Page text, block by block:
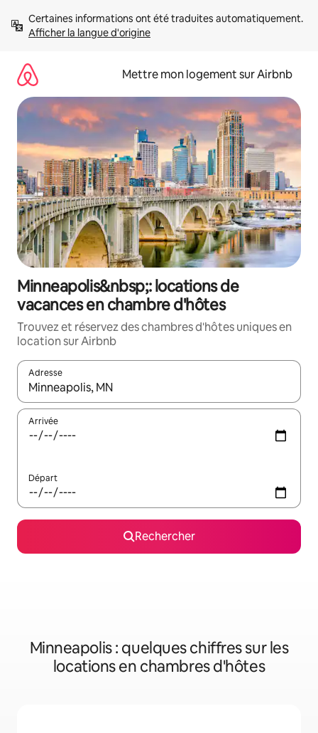
directement
Afficher la langue d'origine
Mettre mon logement sur Airbnb
Minneapolis&nbsp;: locations de
vacances en chambre d'hôtes
Trouvez et réservez des chambres d'hôtes uniques en
location sur Airbnb
Adresse
Lorsque les résultats s'affichent, utilisez les flèches vers le
Arrivée
Départ
Rechercher
Minneapolis : quelques chiffres sur les
locations en chambres d'hôtes